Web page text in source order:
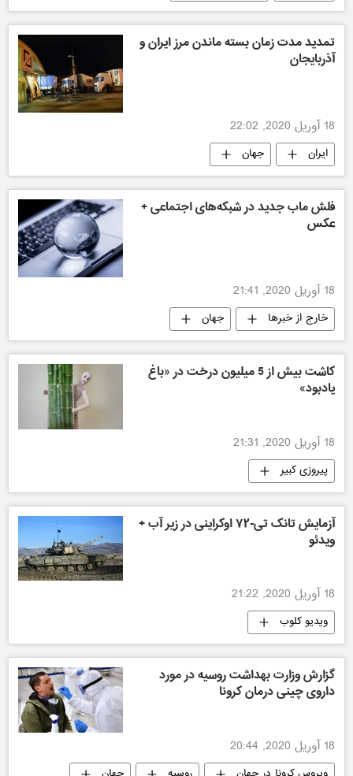
تمدید مدت زمان بسته ماندن مرز ایران و
آذربایجان
18 آوریل 2020, 22:02
ایران جهان
فلش ماب جدید در شبکه‌های اجتماعی +
عکس
18 آوریل 2020, 21:41
خارج از خبرها جهان
کاشت بیش از 5 میلیون درخت در «باغ
یادبود»
18 آوریل 2020, 21:31
پیروزی کبیر
آزمایش تانک تی-۷۲ اوکراینی در زیر آب +
ویدئو
18 آوریل 2020, 21:22
ویدیو کلوب
گزارش وزارت بهداشت روسیه در مورد
داروی چینی درمان کرونا
18 آوریل 2020, 20:44